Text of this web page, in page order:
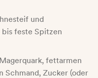
und
feste Spitzen
fettarmen
Zucker (oder